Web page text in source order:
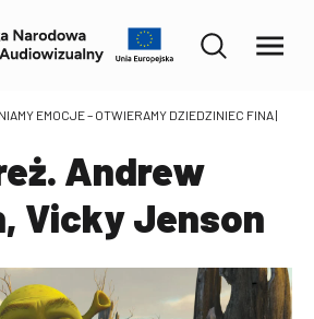
EMOCJE – OTWIERAMY DZIEDZINIEC FINA|
Andrew
Vicky Jenson